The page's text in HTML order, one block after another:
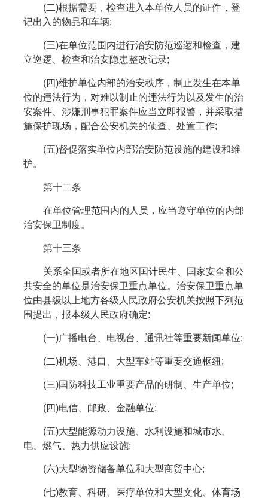
(二)根据需要，检查进入本单位人员的证件，登
记出入的物品和车辆;
(三)在单位范围内进行治安防范巡逻和检查，建
立巡逻、检查和治安隐患整改记录;
(四)维护单位内部的治安秩序，制止发生在本单
位的违法行为，对难以制止的违法行为以及发生的治
安案件、涉嫌刑事犯罪案件应当立即报警，并采取措
施保护现场，配合公安机关的侦查、处置工作;
(五)督促落实单位内部治安防范设施的建设和维
护。
第十二条
在单位管理范围内的人员，应当遵守单位的内部
治安保卫制度。
第十三条
关系全国或者所在地区国计民生、国家安全和公
共安全的单位是治安保卫重点单位。治安保卫重点单
位由县级以上地方各级人民政府公安机关按照下列范
围提出，报本级人民政府确定:
(一)广播电台、电视台、通讯社等重要新闻单位;
(二)机场、港口、大型车站等重要交通枢纽;
(三)国防科技工业重要产品的研制、生产单位;
(四)电信、邮政、金融单位;
(五)大型能源动力设施、水利设施和城市水、
电、燃气、热力供应设施;
(六)大型物资储备单位和大型商贸中心;
(七)教育、科研、医疗单位和大型文化、体育场